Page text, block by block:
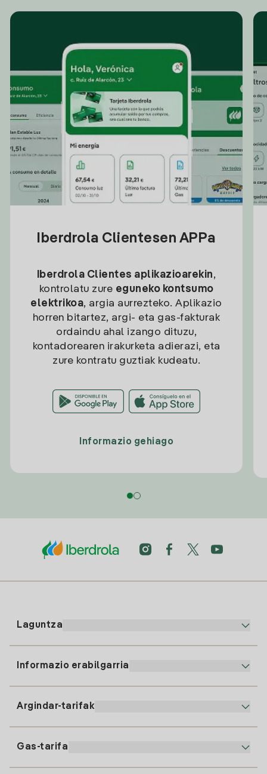
Iberdrola Clientesen APPa
Iberdrola Clientes aplikazioarekin,
kontrolatu zure eguneko kontsumo
elektrikoa, argia aurrezteko. Aplikazio
horren bitartez, argi- eta gas-fakturak
ordaindu ahal izango dituzu,
kontadorearen irakurketa adierazi, eta
zure kontratu guztiak kudeatu.
Informazio gehiago
Laguntza
91 919 52 73
clientes@tuiberdrola.es
Informazio erabilgarria
Argindar-tarifak
Gas-tarifa